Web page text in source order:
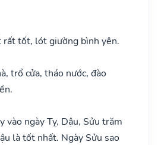
rất tốt, lót giường bình yên.
trổ cửa, tháo nước, đào
vào ngày Tỵ, Dậu, Sửu trăm
là tốt nhất. Ngày Sửu sao